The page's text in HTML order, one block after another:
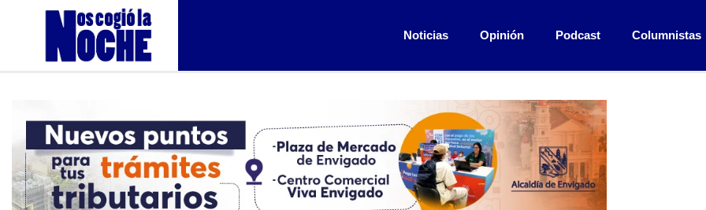
Noticias Opinión Podcast Columnistas